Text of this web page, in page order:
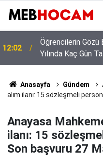
09:03
Öğretmenlerin
11 Ağustos ve İl
Anasayfa Gündem
alım ilanı: 15 sözleşmeli
Anayasa
ilanı: 15
Son başvuru 27